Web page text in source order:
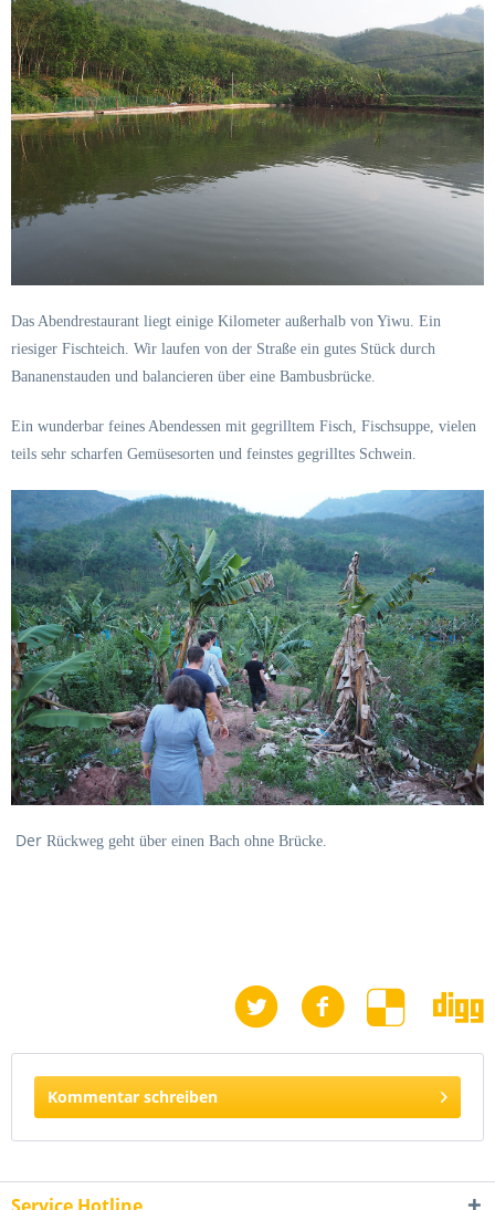
Das Abendrestaurant liegt einige Kilometer außerhalb von Yiwu. Ein
riesiger Fischteich. Wir laufen von der Straße ein gutes Stück durch
Bananenstauden und balancieren über eine Bambusbrücke.
Ein wunderbar feines Abendessen mit gegrilltem Fisch, Fischsuppe, vielen
teils sehr scharfen Gemüsesorten und feinstes gegrilltes Schwein.
Der Rückweg geht über einen Bach ohne Brücke.
Kommentar schreiben